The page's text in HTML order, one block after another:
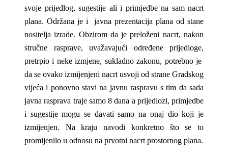
svoje prijedlog, sugestije ali i primjedbe na sam nacrt
plana. Održana je i javna prezentacija plana od stane
nositelja izrade. Obzirom da je preloženi nacrt, nakon
stručne rasprave, uvažavajući određene prijedloge,
pretrpio i neke izmjene, sukladno zakonu, potrebno je
da se ovako izmijenjeni nacrt usvoji od strane Gradskog
vijeća i ponovno stavi na javnu raspravu s tim da sada
javna rasprava traje samo 8 dana a prijedlozi, primjedbe
i sugestije mogu se davati samo na onaj dio koji je
izmijenjen. Na kraju navodi konkretno što se to
promijenilo u odnosu na prvotni nacrt prostornog plana.